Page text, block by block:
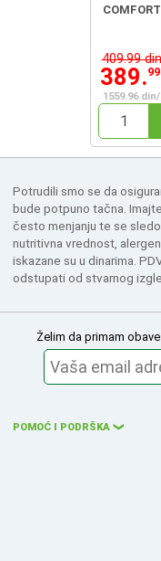
409.99 din
389.99
1559.96
Potrudili smo se da
bude potpuno tačna.
često menjanju te se
nutritivna vrednost,
iskazane su u dinarima.
odstupati od stvarnog
Želim da primam
POMOĆ I PODRŠKA ❮